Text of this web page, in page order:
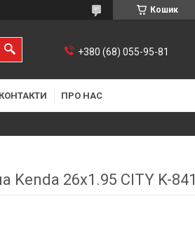
Кошик
+380 (68) 055-95-81
КОНТАКТИ ПРО НАС
Kenda 26х1.95 CITY K-841